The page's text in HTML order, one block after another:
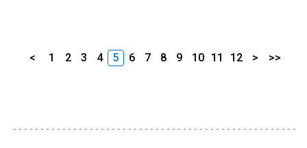
< 1 2 3 4 5 6 7 8 9 10 11 12 > >>